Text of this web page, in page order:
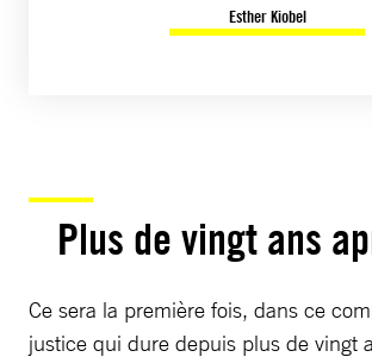
Esther Kiobel
Plus de vingt ans
Ce sera la première fois, dans ce
justice qui dure depuis plus de vingt